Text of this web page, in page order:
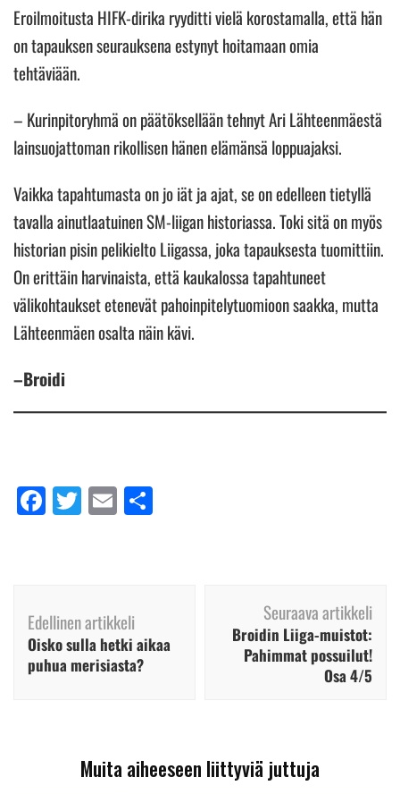
Eroilmoitusta HIFK-dirika ryyditti vielä korostamalla, että hän
on tapauksen seurauksena estynyt hoitamaan omia
tehtäviään.
– Kurinpitoryhmä on päätöksellään tehnyt Ari Lähteenmäestä
lainsuojattoman rikollisen hänen elämänsä loppuajaksi.
Vaikka tapahtumasta on jo iät ja ajat, se on edelleen tietyllä
tavalla ainutlaatuinen SM-liigan historiassa. Toki sitä on myös
historian pisin pelikielto Liigassa, joka tapauksesta tuomittiin.
On erittäin harvinaista, että kaukalossa tapahtuneet
välikohtaukset etenevät pahoinpitelytuomioon saakka, mutta
Lähteenmäen osalta näin kävi.
–Broidi
Facebook
Twitter
Email
selaus
Edellinen artikkeli
Oisko sulla hetki aikaa
puhua merisiasta?
Seuraava artikkeli
Broidin Liiga-muistot:
Pahimmat possuilut!
Osa 4/5
Muita aiheeseen liittyviä juttuja